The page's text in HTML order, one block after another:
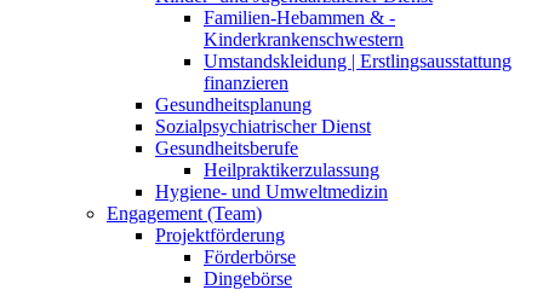
Familien-Hebammen & -
Kinderkrankenschwestern
Umstandskleidung | Erstlingsausstattung
finanzieren
Gesundheitsplanung
Sozialpsychiatrischer Dienst
Gesundheitsberufe
Heilpraktikerzulassung
Hygiene- und Umweltmedizin
Engagement (Team)
Projektförderung
Förderbörse
Dingebörse